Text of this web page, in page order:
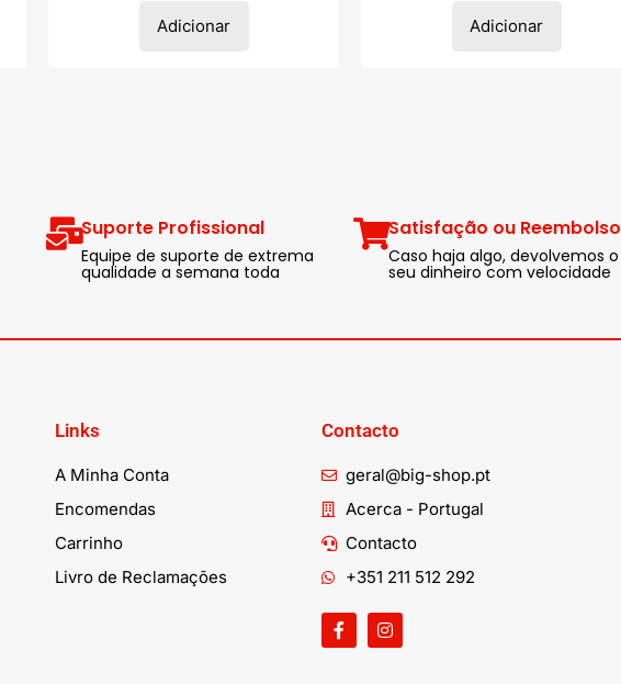
Adicionar Adicionar
Suporte Profissional
Equipe de suporte de extrema
qualidade a semana toda
Satisfação ou Reembolso
Caso haja algo, devolvemos o
seu dinheiro com velocidade
Links
A Minha Conta
Encomendas
Carrinho
Livro de Reclamações
Contacto
geral@big-shop.pt
Acerca - Portugal
Contacto
+351 211 512 292